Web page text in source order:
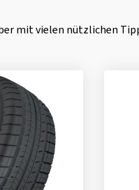
mit vielen nützlichen